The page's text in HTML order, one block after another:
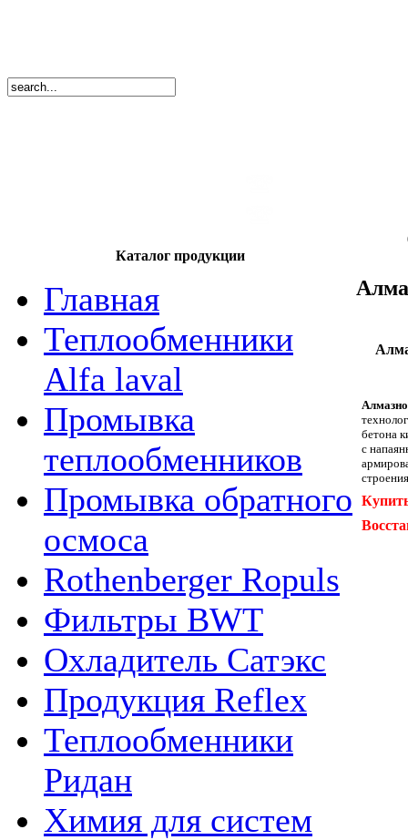
Каталог продукции
Главная
Теплообменники
Alfa laval
Промывка
теплообменников
Промывка обратного
осмоса
Rothenberger Ropuls
Фильтры BWT
Охладитель Сатэкс
Продукция Reflex
Теплообменники
Ридан
Химия для систем
бетона
с